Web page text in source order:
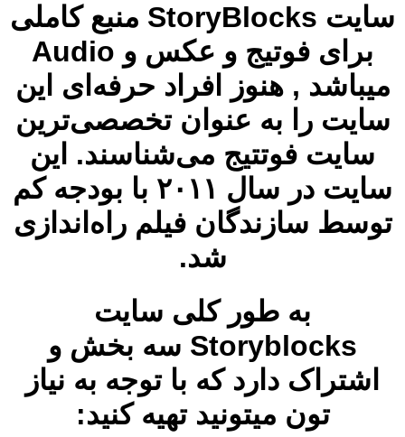
سایت StoryBlocks منبع کاملی
برای فوتیج و عکس و Audio
میباشد , هنوز افراد حرفه‌ای این
سایت را به عنوان تخصصی‌ترین
سایت فوتتیج می‌شناسند. این
سایت در سال ۲۰۱۱ با بودجه کم
توسط سازندگان فیلم راه‌اندازی
شد.
به طور کلی سایت
Storyblocks سه بخش و
اشتراک دارد که با توجه به نیاز
تون میتونید تهیه کنید: